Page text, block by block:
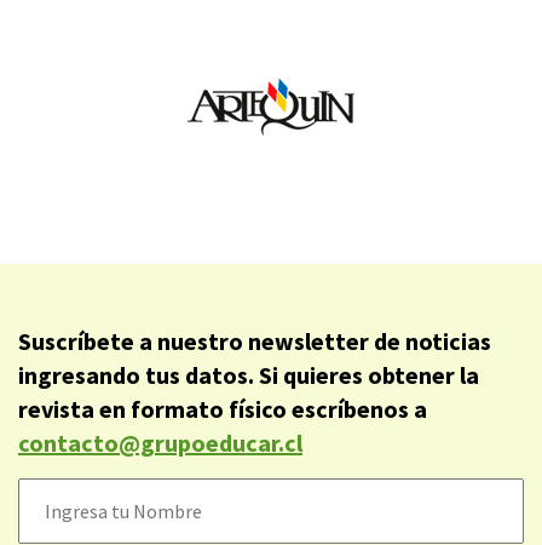
Suscríbete a nuestro newsletter de noticias
ingresando tus datos. Si quieres obtener la
revista en formato físico escríbenos a
contacto@grupoeducar.cl